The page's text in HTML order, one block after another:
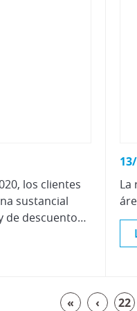
los clientes
sustancial
mejora de nuestras tarifas y de descuentos en otros servicios de Centro Zaragoza
La
« ‹ 22